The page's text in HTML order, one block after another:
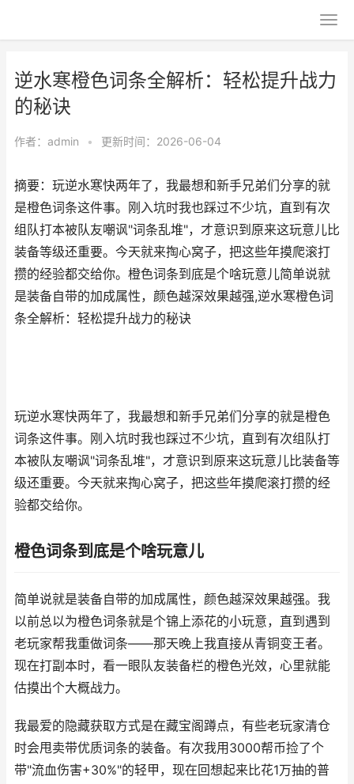
逆水寒橙色词条全解析：轻松提升战力
的秘诀
作者： admin • 更新时间：2026-06-04
摘要：玩逆水寒快两年了，我最想和新手兄弟们分享的就
是橙色词条这件事。刚入坑时我也踩过不少坑，直到有次
组队打本被队友嘲讽"词条乱堆"，才意识到原来这玩意儿比
装备等级还重要。今天就来掏心窝子，把这些年摸爬滚打
攒的经验都交给你。橙色词条到底是个啥玩意儿简单说就
是装备自带的加成属性，颜色越深效果越强,逆水寒橙色词
条全解析：轻松提升战力的秘诀
玩逆水寒快两年了，我最想和新手兄弟们分享的就是橙色
词条这件事。刚入坑时我也踩过不少坑，直到有次组队打
本被队友嘲讽"词条乱堆"，才意识到原来这玩意儿比装备等
级还重要。今天就来掏心窝子，把这些年摸爬滚打攒的经
验都交给你。
橙色词条到底是个啥玩意儿
简单说就是装备自带的加成属性，颜色越深效果越强。我
以前总以为橙色词条就是个锦上添花的小玩意，直到遇到
老玩家帮我重做词条——那天晚上我直接从青铜变王者。
现在打副本时，看一眼队友装备栏的橙色光效，心里就能
估摸出个大概战力。
我最爱的隐藏获取方式是在藏宝阁蹲点，有些老玩家清仓
时会甩卖带优质词条的装备。有次我用3000帮币捡了个
带"流血伤害+30%"的轻甲，现在回想起来比花1万抽的普